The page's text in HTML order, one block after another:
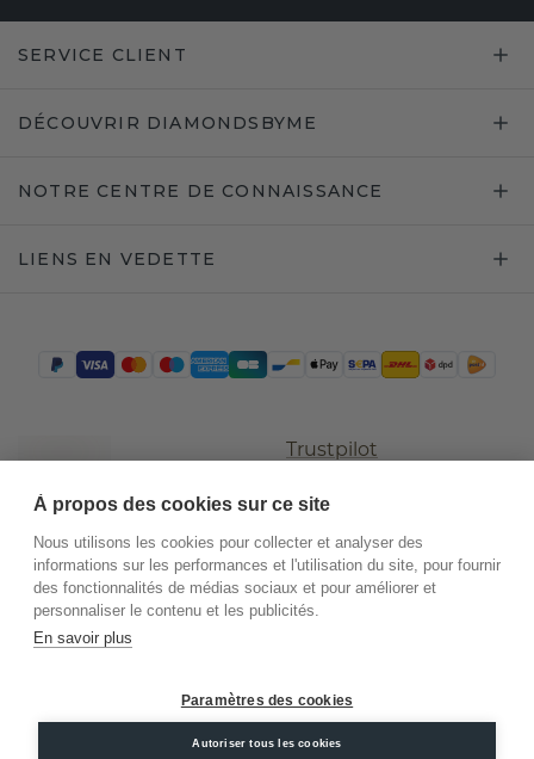
SERVICE CLIENT
DÉCOUVRIR DIAMONDSBYME
NOTRE CENTRE DE CONNAISSANCE
LIENS EN VEDETTE
Trustpilot
.DiamondsByMe
Conditions
Confidentialité
Mentions
À propos des cookies sur ce site
Nous utilisons les cookies pour collecter et analyser des
informations sur les performances et l'utilisation du site, pour fournir
des fonctionnalités de médias sociaux et pour améliorer et
personnaliser le contenu et les publicités.
En savoir plus
Paramètres des cookies
Autoriser tous les cookies